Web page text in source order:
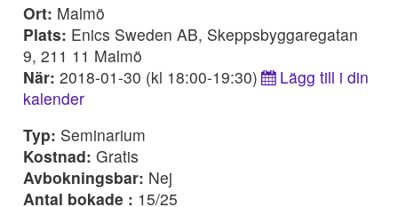
Ort: Malmö
Plats: Enics Sweden AB, Skeppsbyggaregatan
9, 211 11 Malmö
När: 2018-01-30 (kl 18:00-19:30)
Lägg till i din
kalender
Typ: Seminarium
Kostnad: Gratis
Avbokningsbar: Nej
Antal bokade : 15/25